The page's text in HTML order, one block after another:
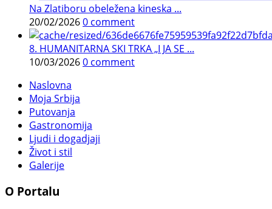
Na Zlatiboru obeležena kineska ...
20/02/20260 comment
8. HUMANITARNA SKI TRKA „I JA SE ...
10/03/20260 comment
Naslovna
Moja Srbija
Putovanja
Gastronomija
Ljudi i dogadjaji
Život i stil
Galerije
O Portalu